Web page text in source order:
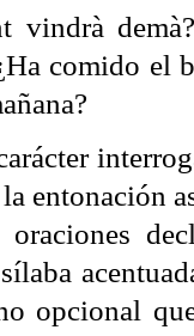
demà?
comido
entonación
opcional